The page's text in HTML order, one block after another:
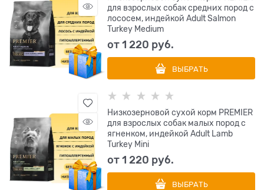
для взрослых собак средних пород с
лососем, индейкой Adult Salmon
Turkey Medium
от1 220 руб.
ВЫБРАТЬ
Низкозерновой сухой корм PREMIER
для взрослых собак малых пород с
ягненком, индейкой Adult Lamb
Turkey Mini
от1 220 руб.
ВЫБРАТЬ